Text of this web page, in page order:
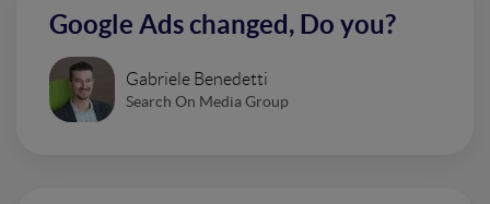
Google Ads changed, Do you?
Gabriele Benedetti
Search On Media Group